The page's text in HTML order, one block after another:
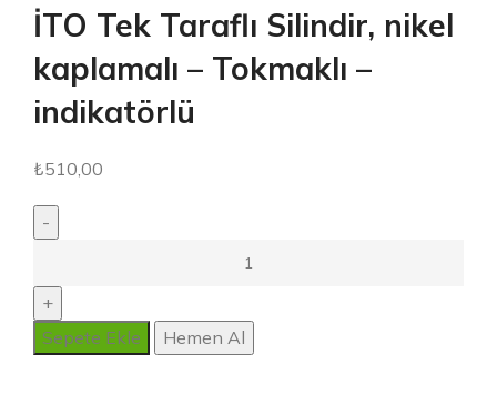
İTO Tek Taraflı Silindir, nikel
kaplamalı – Tokmaklı –
indikatörlü
₺510,00
Sepete Ekle Hemen Al